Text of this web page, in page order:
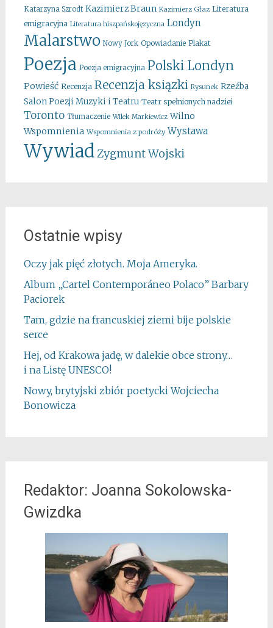
Katarzyna Szrodt Kazimierz Braun Kazimierz Głaz Literatura
emigracyjna Literatura hiszpańskojęzyczna Londyn
Malarstwo Nowy Jork Opowiadanie Plakat
Poezja Poezja emigracyjna Polski Londyn
Powieść Recenzja Recenzja ksiązki Rysunek Rzeźba
Salon Poezji Muzyki i Teatru Teatr spełnionych nadziei
Toronto Tłumaczenie Wilek Markiewicz Wilno
Wspomnienia Wspomnienia z podróży Wystawa
Wywiad Zygmunt Wojski
Ostatnie wpisy
Oczy jak pięć złotych. Moja Ameryka.
Album „Cartel Contemporáneo Polaco” Barbary
Paciorek
Tam, gdzie na francuskiej ziemi bije polskie
serce
Hej, od Krakowa jadę, w dalekie obce strony…
i na Listę UNESCO!
Nowy, brytyjski zbiór poetycki Wojciecha
Bonowicza
Redaktor: Joanna Sokolowska-
Gwizdka